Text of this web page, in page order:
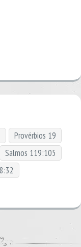
Provérbios 19
Salmos 119:105